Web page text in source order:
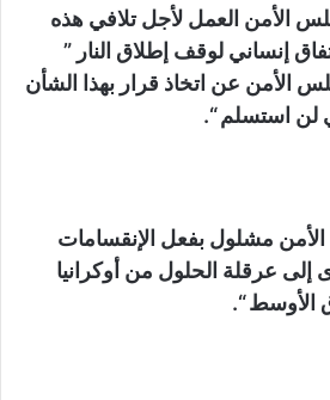
الأمن العمل لأجل تلافي هذه
إنساني لوقف إطلاق النار ”
عن اتخاذ قرار بهذا الشأن
لن استسلم “.
مشلول بفعل الإنقسامات
إلى عرقلة الحلول من أوكرانيا
الأوسط “.